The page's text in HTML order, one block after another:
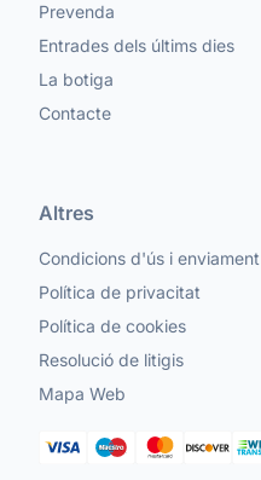
Prevenda
Entrades dels últims dies
La botiga
Contacte
Altres
Condicions d'ús i enviament
Política de privacitat
Política de cookies
Resolució de litigis
Mapa Web